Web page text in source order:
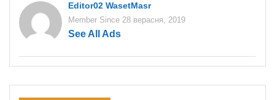
Editor02 WasetMasr
Member Since 28 верасня, 2019
See All Ads